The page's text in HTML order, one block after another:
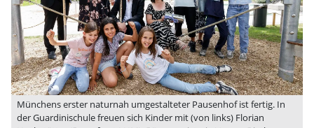
Münchens erster naturnah umgestalteter Pausenhof ist fertig. In
der Guardinischule freuen sich Kinder mit (von links) Florian